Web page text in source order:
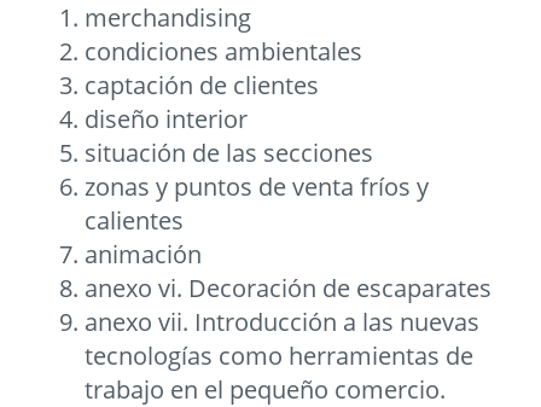
merchandising
condiciones ambientales
captación de clientes
diseño interior
situación de las secciones
zonas y puntos de venta fríos y
calientes
animación
anexo vi. Decoración de escaparates
anexo vii. Introducción a las nuevas
tecnologías como herramientas de
trabajo en el pequeño comercio.